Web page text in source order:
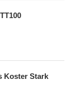
Koster Stark